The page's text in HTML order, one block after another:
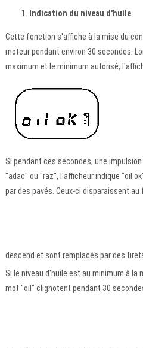
Indication du niveau d'huile
Cette fonction s'affiche à la mise du
moteur pendant environ 30 secondes.
maximum et le minimum autorisé,
Si pendant ces secondes, une
"adac" ou "raz", l'afficheur indique "oil
par des pavés. Ceux-ci disparaissent
descend et sont remplacés par des
Si le niveau d'huile est au minimum à
mot "oil" clignotent pendant 30